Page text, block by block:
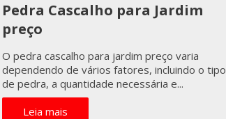
Pedra Cascalho para Jardim
preço
O pedra cascalho para jardim preço varia
dependendo de vários fatores, incluindo o tipo
de pedra, a quantidade necessária e...
Leia mais